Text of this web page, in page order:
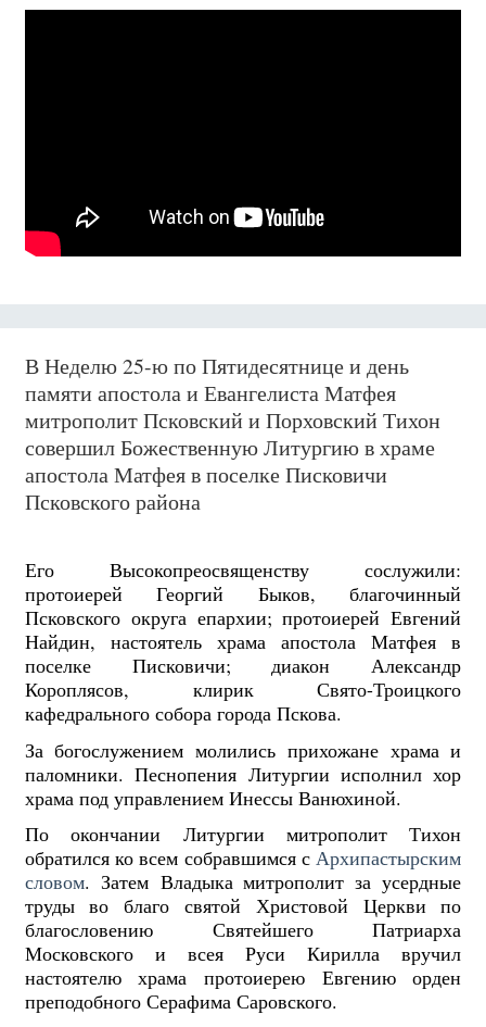
В Неделю 25-ю по Пятидесятнице и день
памяти апостола и Евангелиста Матфея
митрополит Псковский и Порховский Тихон
совершил Божественную Литургию в храме
апостола Матфея в поселке Писковичи
Псковского района
Его Высокопреосвященству сослужили:
протоиерей Георгий Быков, благочинный
Псковского округа епархии; протоиерей Евгений
Найдин, настоятель храма апостола Матфея в
поселке Писковичи; диакон Александр
Короплясов, клирик Свято-Троицкого
кафедрального собора города Пскова.
За богослужением молились прихожане храма и
паломники. Песнопения Литургии исполнил хор
храма под управлением Инессы Ванюхиной.
По окончании Литургии митрополит Тихон
обратился ко всем собравшимся сАрхипастырским
словом. Затем Владыка митрополит за усердные
труды во благо святой Христовой Церкви по
благословению Святейшего Патриарха
Московского и всея Руси Кирилла вручил
настоятелю храма протоиерею Евгению орден
преподобного Серафима Саровского.